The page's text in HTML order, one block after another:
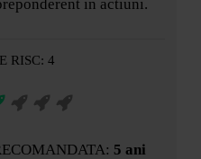
in actiuni.
RISC: 4
5 ani